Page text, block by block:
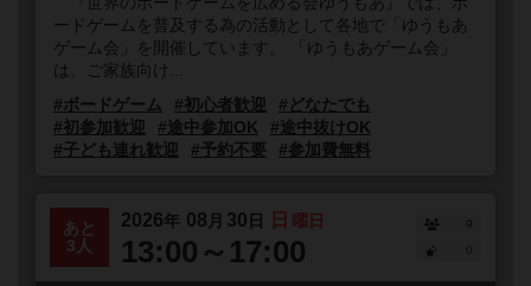
ードゲームを普及する為の活動として各地で「ゆうもあ
ゲーム会」を開催しています。 「ゆうもあゲーム会」
は、ご家族向け...
#ボードゲーム
#初心者歓迎
#どなたでも
#初参加歓迎
#途中参加OK
#途中抜けOK
#子ども連れ歓迎
#予約不要 #参加費無料
あと
3人
2026年 08 月 30 日 日 曜日
13:00～17:00
9